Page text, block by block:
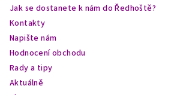
Jak se dostanete k nám do Ředhoště?
Kontakty
Napište nám
Hodnocení obchodu
Rady a tipy
Aktuálně